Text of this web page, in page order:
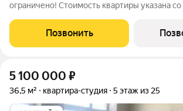
ограничено! Стоимость квартиры указана
расскажем. Просторная 1-комн. квартира-
предчистовой отделкой в ЖК
Позвонить
5 100 000 ₽
36,5 м² квартира-студия 5 этаж из 25